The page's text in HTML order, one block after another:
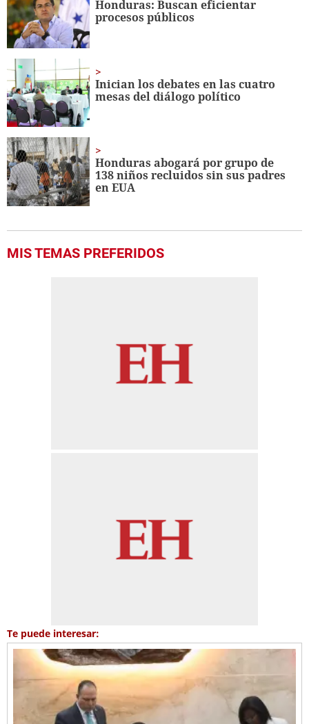
Honduras: Buscan eficientar
procesos públicos
Inician los debates en las cuatro
mesas del diálogo político
Honduras abogará por grupo de
138 niños recluidos sin sus padres
en EUA
MIS TEMAS PREFERIDOS
Te puede interesar: